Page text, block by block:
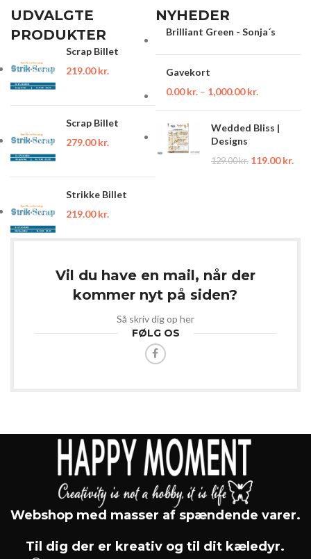
UDVALGTE
PRODUKTER
Scrap Billet
219.00kr.
Scrap Billet
279.00kr.
Strikke Billet
219.00kr.
NYHEDER
Brilliant Green - Sonja´s
Gavekort
0.00kr. – 1,000.00kr.
Wedded Bliss |
Designs
129.00kr. 119.00kr.
Vil du have en mail, når der
kommer nyt på siden?
Så skriv dig op her
FØLG OS
Webshop med masser af spændende varer.
Til dig der er kreativ og til dit kæledyr.